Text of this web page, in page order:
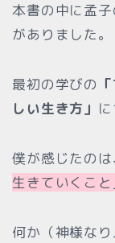
本書の中に孟
がありました。
最初の学びの
しい生き方」
僕が感じたのは
生きていくこと
何か（神様な